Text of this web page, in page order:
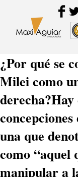
¿Por qué se
Milei como
derecha?Hay
una que
como “aquel
manipular a